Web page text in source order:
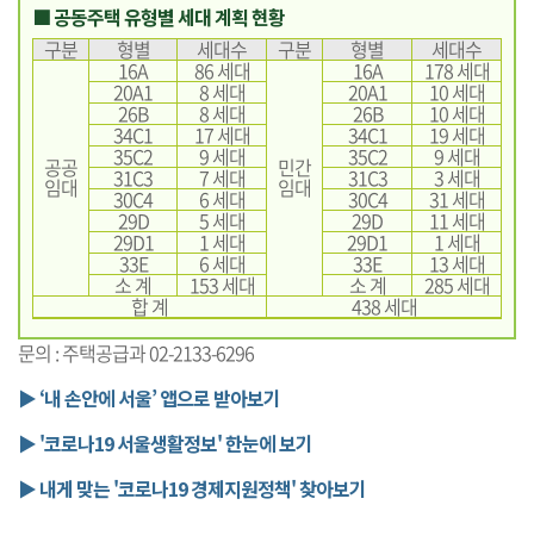
■ 공동주택 유형별 세대 계획 현황
구분
형별 세대수 구분 형별 세대수
공공
임대
16A 86 세대
민간
임대
16A 178 세대
20A1 8 세대 20A1 10 세대
26B 8 세대 26B 10 세대
34C1 17 세대 34C1 19 세대
35C2 9 세대 35C2 9 세대
31C3 7 세대 31C3 3 세대
30C4 6 세대 30C4 31 세대
29D 5 세대 29D 11 세대
29D1 1 세대 29D1 1 세대
33E 6 세대 33E 13 세대
소 계 153 세대 소 계 285 세대
합 계
438 세대
문의 : 주택공급과 02-2133-6296
▶ ‘내 손안에 서울’ 앱으로 받아보기
▶ '코로나19 서울생활정보' 한눈에 보기
▶ 내게 맞는 '코로나19 경제지원정책' 찾아보기